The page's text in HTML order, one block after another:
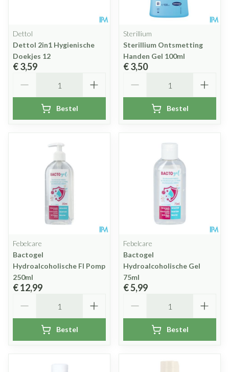
Dettol
Dettol 2in1 Hygienische
Doekjes 12
€ 3,59
Bestel
Sterillium
Sterillium Ontsmetting
Handen Gel 100ml
€ 3,50
Bestel
Febelcare
Bactogel
Hydroalcoholische Fl Pomp
250ml
€ 12,99
Bestel
Febelcare
Bactogel
Hydroalcoholische Gel
75ml
€ 5,99
Bestel